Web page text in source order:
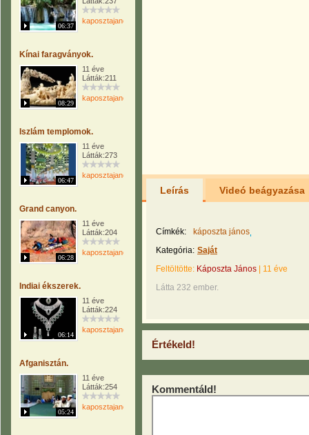
06:37
kaposztajanos
Kínai faragványok.
08:29
11 éve
Látták:211
kaposztajanos
Iszlám templomok.
06:47
11 éve
Látták:273
kaposztajanos
Grand canyon.
06:28
11 éve
Látták:204
kaposztajanos
Indiai ékszerek.
06:14
11 éve
Látták:224
kaposztajanos
Afganisztán.
05:24
11 éve
Látták:254
kaposztajanos
Leírás Videó beágyazása
Címkék:
káposzta jános
Kategória: Saját
Feltöltötte: Káposzta János
11 éve
Látta 232 ember.
Értékeld!
Kommentáld!